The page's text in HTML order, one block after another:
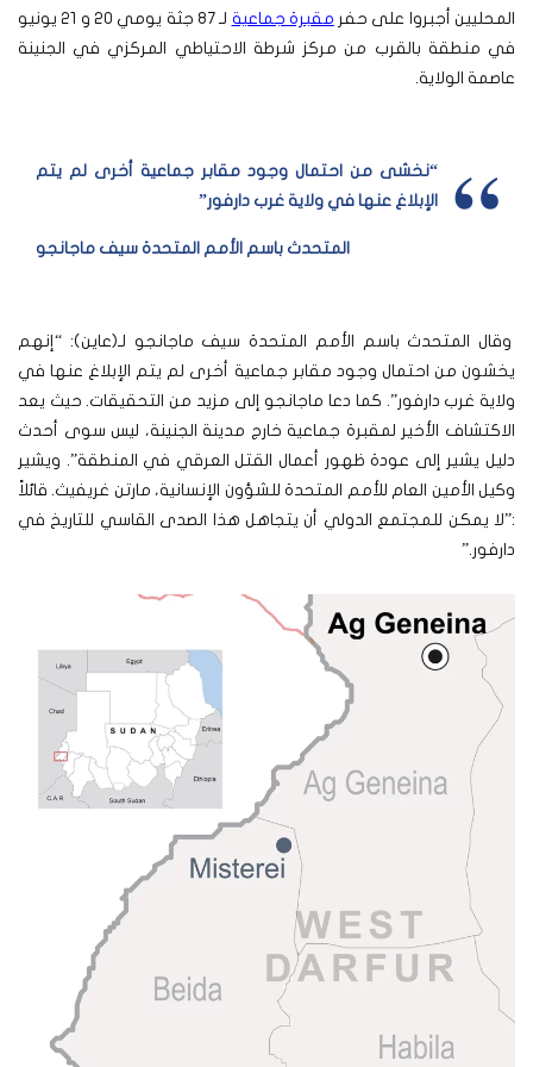
المحليين أجبروا على حفر مقبرة جماعية
لـ 87 جثة يومي 20 و 21 يونيو
في منطقة بالقرب من مركز شرطة الاحتياطي المركزي في الجنينة
عاصمة الولاية.
“نخشى من احتمال وجود مقابر جماعية أخرى لم يتم
الإبلاغ عنها في ولاية غرب دارفور”
المتحدث باسم الأمم المتحدة سيف ماجانجو
وقال المتحدث باسم الأمم المتحدة سيف ماجانجو لـ(عاين): “إنهم
يخشون من احتمال وجود مقابر جماعية أخرى لم يتم الإبلاغ عنها في
ولاية غرب دارفور”. كما دعا ماجانجو إلى مزيد من التحقيقات. حيث يعد
الاكتشاف الأخير لمقبرة جماعية خارج مدينة الجنينة، ليس سوى أحدث
دليل يشير إلى عودة ظهور أعمال القتل العرقي في المنطقة”. ويشير
وكيل الأمين العام للأمم المتحدة للشؤون الإنسانية، مارتن غريفيث. قائلاً
:”لا يمكن للمجتمع الدولي أن يتجاهل هذا الصدى القاسي للتاريخ في
دارفور.”